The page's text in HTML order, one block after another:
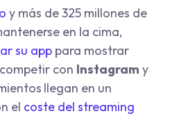
y más de 325 millones de
en la cima,
su app para mostrar
con Instagram y
llegan en un
el coste del streaming